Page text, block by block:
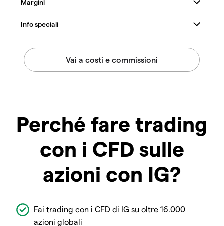
Perché fare trading
con i CFD sulle
azioni con IG?
Fai trading con i CFD di IG su oltre 16.000
azioni globali